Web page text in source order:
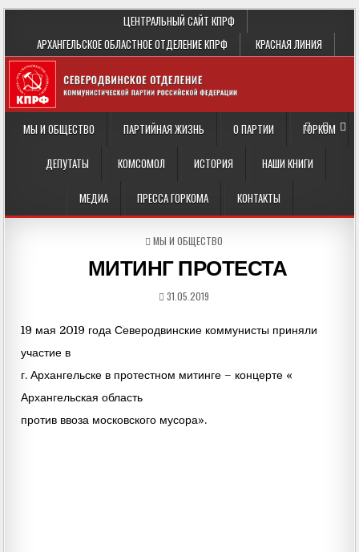
ЦЕНТРАЛЬНЫЙ САЙТ КПРФ
АРХАНГЕЛЬСКОЕ ОБЛАСТНОЕ ОТДЕЛЕНИЕ КПРФ
КРАСНАЯ ЛИНИЯ
МЫ И ОБЩЕСТВО ПАРТИЙНАЯ ЖИЗНЬ О ПАРТИИ ГОРКОМ
ДЕПУТАТЫ КОМСОМОЛ ИСТОРИЯ НАШИ КНИГИ
МЕДИА ПРЕССА ГОРКОМА КОНТАКТЫ
POSTED
МЫ И ОБЩЕСТВО
МИТИНГ ПРОТЕСТА
31.05.2019
19 мая 2019 года Северодвинские коммунисты приняли
участие в
г. Архангельске в протестном митинге – концерте «
Архангельская область
против ввоза московского мусора».